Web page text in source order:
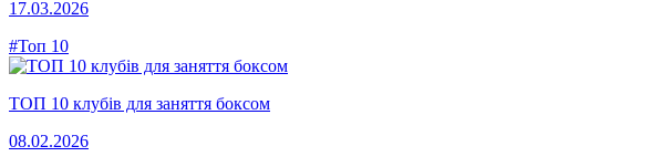
17.03.2026
#Топ 10
ТОП 10 клубів для заняття боксом
08.02.2026